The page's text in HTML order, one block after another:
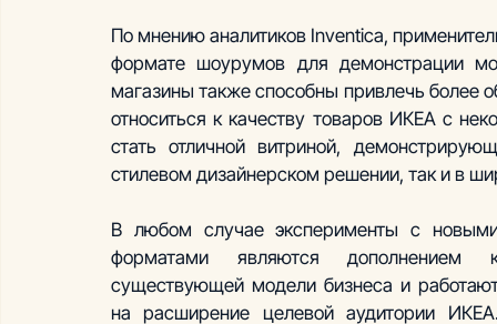
По мнению аналитиков Inventica,
формате шоурумов для демонстрации
магазины также способны привлечь более
относиться к качеству товаров ИКЕА с
стать отличной витриной,
стилевом дизайнерском решении, так и в
В любом случае эксперименты с
форматами являются дополнением
существующей модели бизнеса и
на расширение целевой аудитории